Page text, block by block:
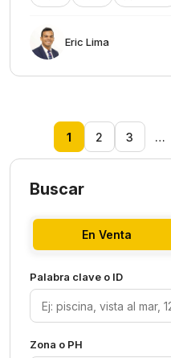
Eric Lima
1 2 3 …
Buscar
En Venta
Palabra clave o ID
Zona o PH